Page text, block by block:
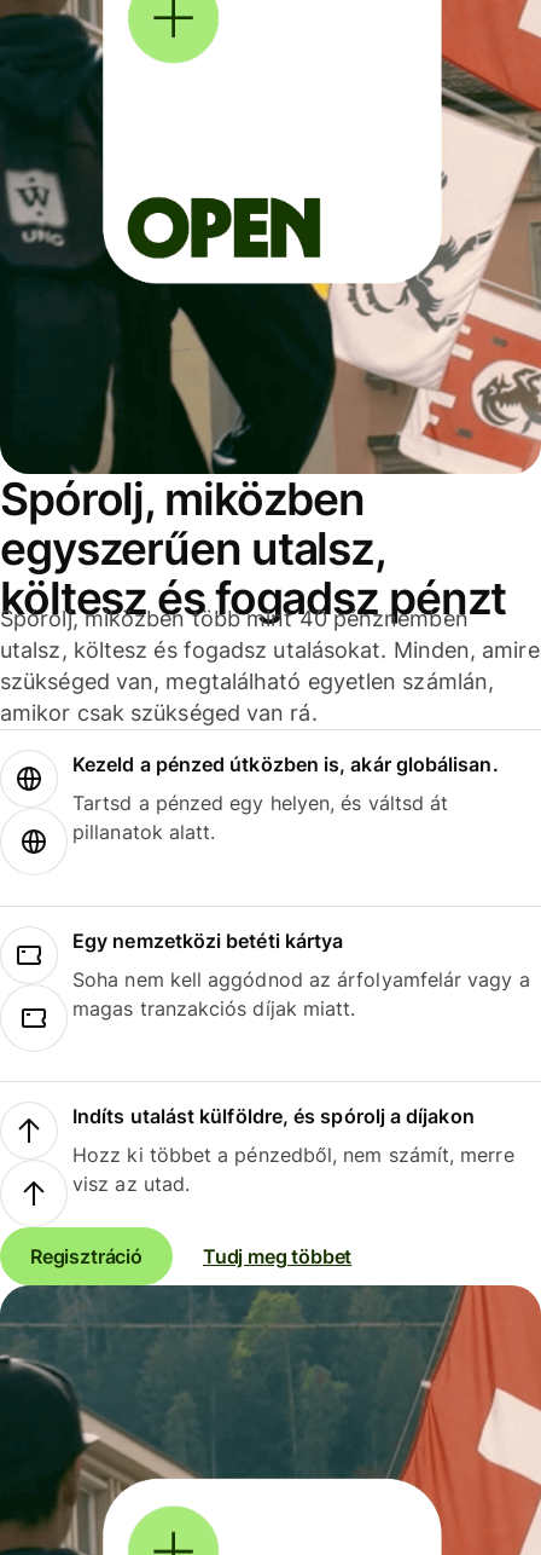
Spórolj, miközben
egyszerűen utalsz,
költesz és fogadsz pénzt
Spórolj, miközben több mint 40 pénznemben
utalsz, költesz és fogadsz utalásokat. Minden, amire
szükséged van, megtalálható egyetlen számlán,
amikor csak szükséged van rá.
Kezeld a pénzed útközben is, akár globálisan.
Tartsd a pénzed egy helyen, és váltsd át
pillanatok alatt.
Egy nemzetközi betéti kártya
Soha nem kell aggódnod az árfolyamfelár vagy a
magas tranzakciós díjak miatt.
Indíts utalást külföldre, és spórolj a díjakon
Hozz ki többet a pénzedből, nem számít, merre
visz az utad.
Regisztráció Tudj meg többet